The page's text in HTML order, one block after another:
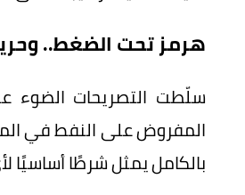
هرمز تحت الضغط..
سلّطت التصريحات الضوء
المفروض على النفط في
بالكامل يمثل شرطًا أساسيًا